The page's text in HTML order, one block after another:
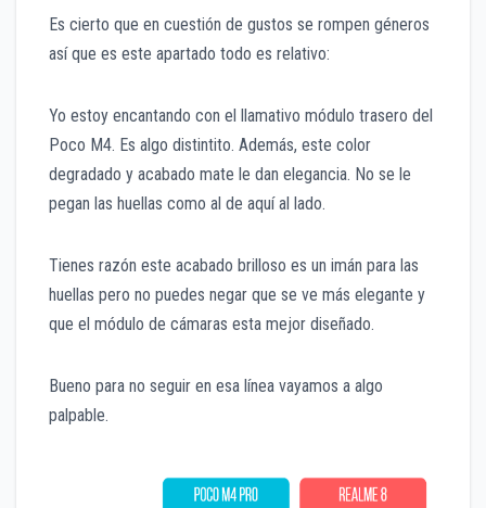
Es cierto que en cuestión de gustos se rompen géneros
así que es este apartado todo es relativo:
Yo estoy encantando con el llamativo módulo trasero del
Poco M4. Es algo distintito. Además, este color
degradado y acabado mate le dan elegancia. No se le
pegan las huellas como al de aquí al lado.
Tienes razón este acabado brilloso es un imán para las
huellas pero no puedes negar que se ve más elegante y
que el módulo de cámaras esta mejor diseñado.
Bueno para no seguir en esa línea vayamos a algo
palpable.